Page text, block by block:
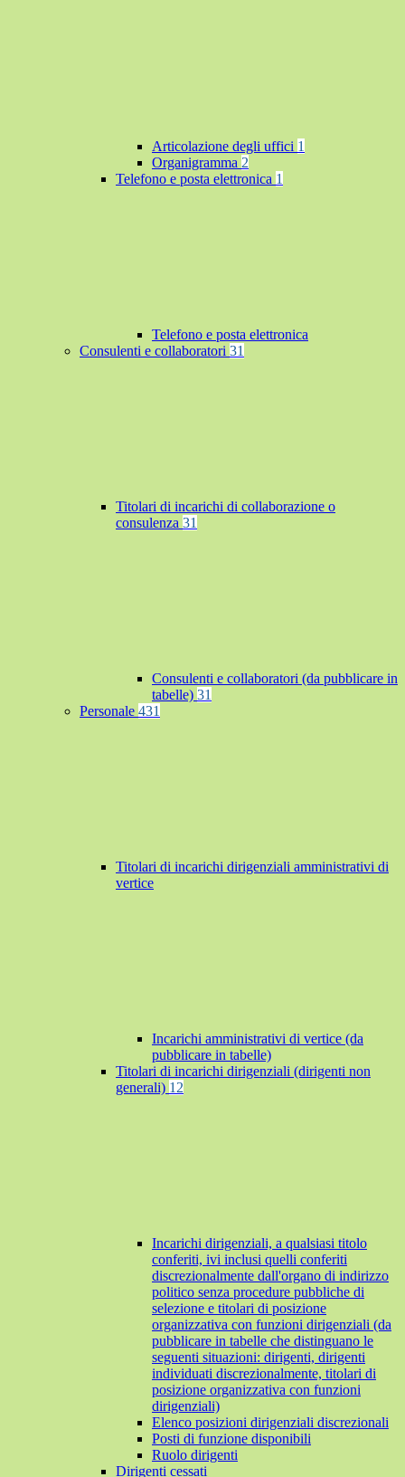
Articolazione degli uffici 1
Organigramma 2
Telefono e posta elettronica 1
Telefono e posta elettronica
Consulenti e collaboratori 31
Titolari di incarichi di collaborazione o
consulenza 31
Consulenti e collaboratori (da pubblicare in
tabelle) 31
Personale 431
Titolari di incarichi dirigenziali amministrativi di
vertice
Incarichi amministrativi di vertice (da
pubblicare in tabelle)
Titolari di incarichi dirigenziali (dirigenti non
generali) 12
Incarichi dirigenziali, a qualsiasi titolo
conferiti, ivi inclusi quelli conferiti
discrezionalmente dall'organo di indirizzo
politico senza procedure pubbliche di
selezione e titolari di posizione
organizzativa con funzioni dirigenziali (da
pubblicare in tabelle che distinguano le
seguenti situazioni: dirigenti, dirigenti
individuati discrezionalmente, titolari di
posizione organizzativa con funzioni
dirigenziali)
Elenco posizioni dirigenziali discrezionali
Posti di funzione disponibili
Ruolo dirigenti
Dirigenti cessati